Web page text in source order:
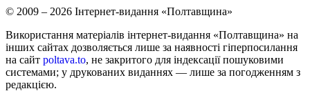
© 2009 – 2026 Інтернет-видання «Полтавщина»
Використання матеріалів інтернет-видання «Полтавщина» на
інших сайтах дозволяється лише за наявності гіперпосилання
на сайт poltava.to, не закритого для індексації пошуковими
системами; у друкованих виданнях — лише за погодженням з
редакцією.